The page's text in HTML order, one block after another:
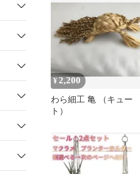
¥ 2,200
わら細工 亀 （キュー
ト）